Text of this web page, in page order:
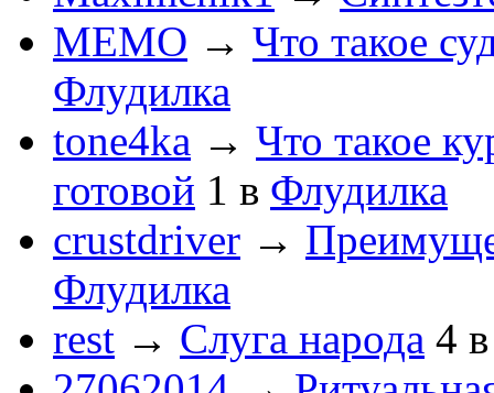
MEMO → Что такое
Флудилка
tone4ka → Что такое
готовой 1 в Флудилка
crustdriver →
Флудилка
rest → Слуга народа 4